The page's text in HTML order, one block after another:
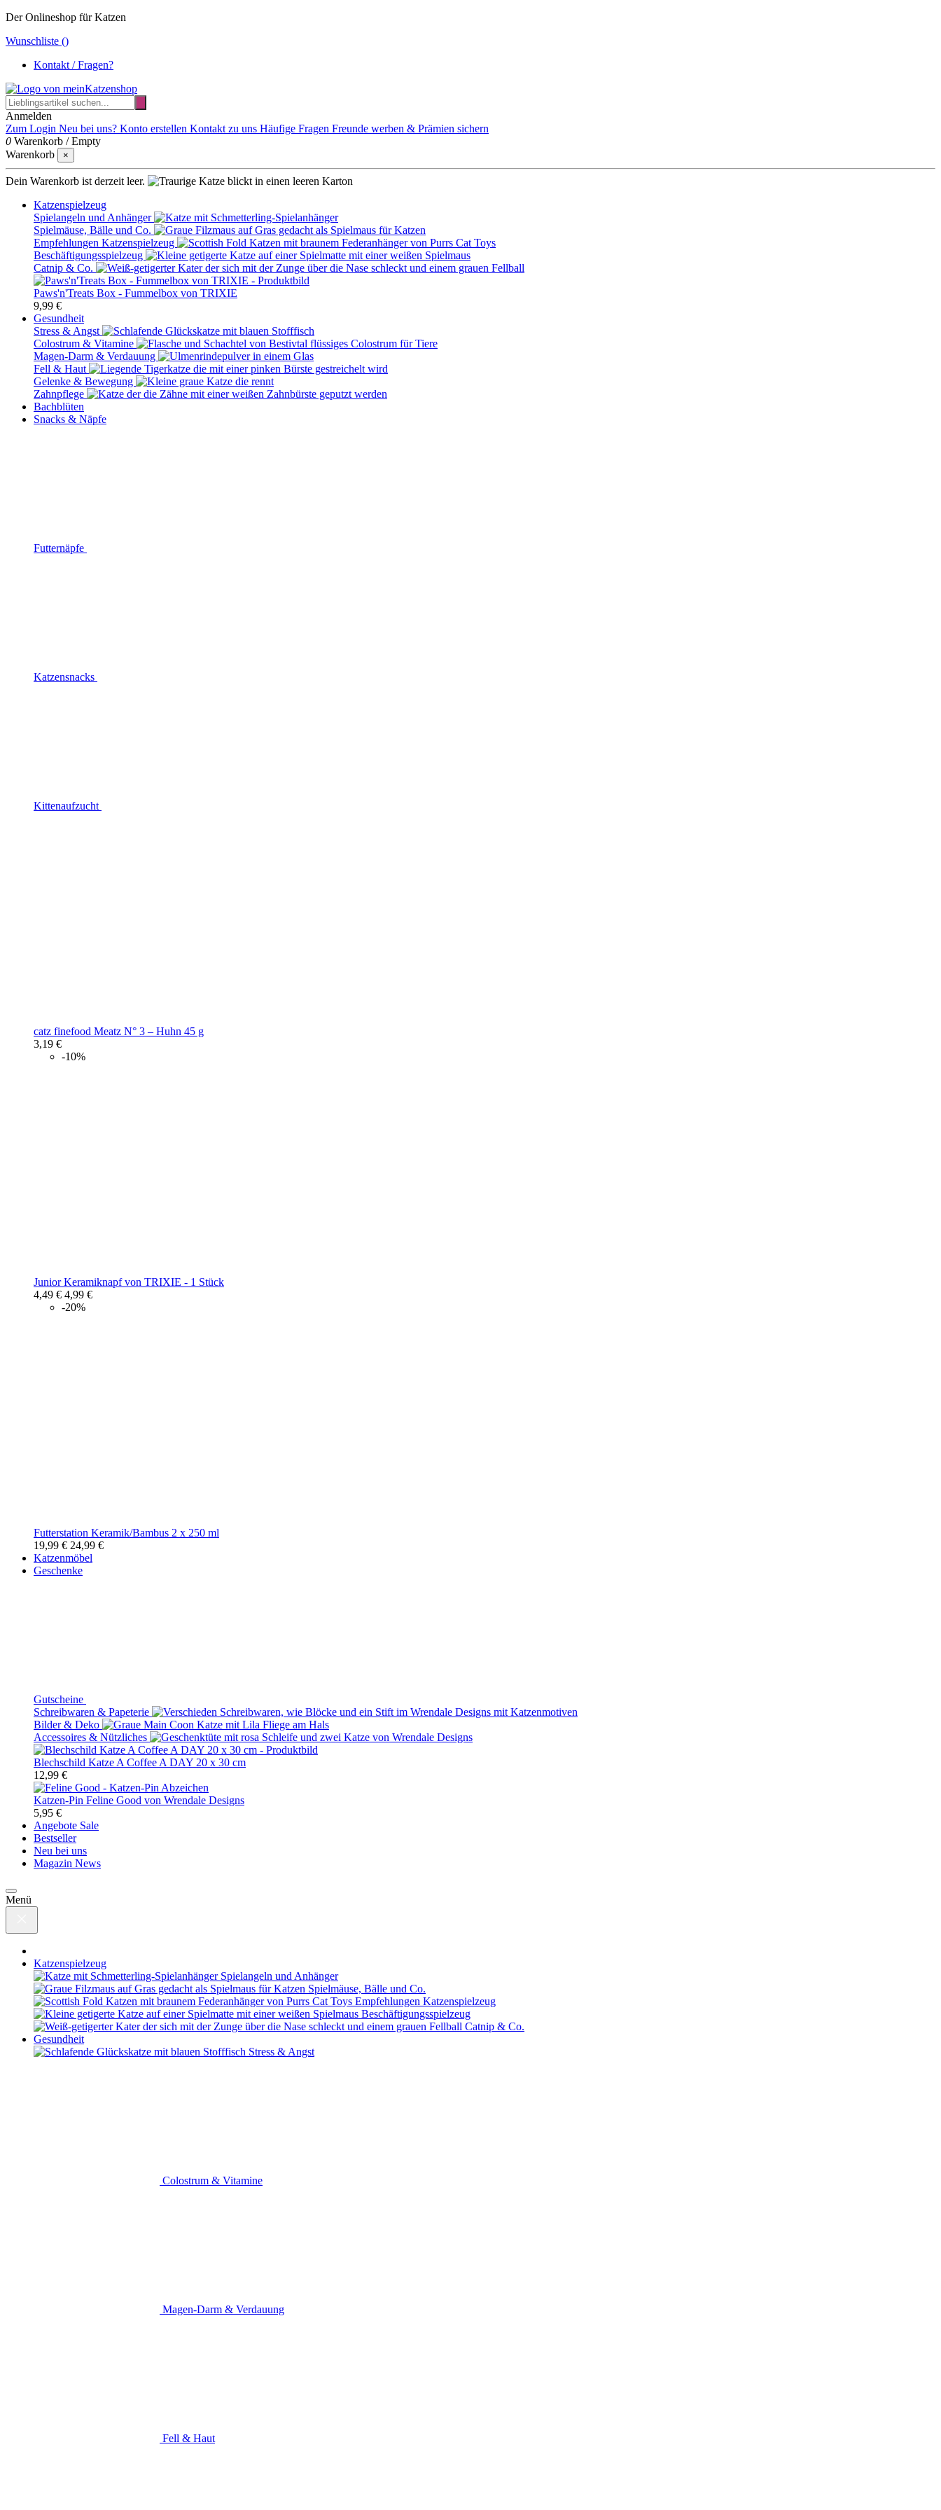
Der Onlineshop für Katzen
Wunschliste ()
Kontakt / Fragen?
Anmelden
Zum Login Neu bei uns? Konto erstellen Kontakt zu uns Häufige Fragen Freunde werben & Prämien sichern
0 Warenkorb /Empty
Warenkorb
×
Dein Warenkorb ist derzeit leer.
Katzenspielzeug
Spielangeln und Anhänger
Spielmäuse, Bälle und Co.
Empfehlungen Katzenspielzeug
Beschäftigungsspielzeug
Catnip & Co.
Paws'n'Treats Box - Fummelbox von TRIXIE
9,99 €
Gesundheit
Stress & Angst
Colostrum & Vitamine
Magen-Darm & Verdauung
Fell & Haut
Gelenke & Bewegung
Zahnpflege
Bachblüten
Snacks & Näpfe
Futternäpfe
Katzensnacks
Kittenaufzucht
catz finefood Meatz N° 3 – Huhn 45 g
3,19 €
-10%
Junior Keramiknapf von TRIXIE - 1 Stück
4,49 € 4,99 €
-20%
Futterstation Keramik/Bambus 2 x 250 ml
19,99 € 24,99 €
Katzenmöbel
Geschenke
Gutscheine
Schreibwaren & Papeterie
Bilder & Deko
Accessoires & Nützliches
Blechschild Katze A Coffee A DAY 20 x 30 cm
12,99 €
Katzen-Pin Feline Good von Wrendale Designs
5,95 €
Angebote Sale
Bestseller
Neu bei uns
Magazin News
Menü
Katzenspielzeug
Spielangeln und Anhänger
Spielmäuse, Bälle und Co.
Empfehlungen Katzenspielzeug
Beschäftigungsspielzeug
Catnip & Co.
Gesundheit
Stress & Angst
Colostrum & Vitamine
Magen-Darm & Verdauung
Fell & Haut